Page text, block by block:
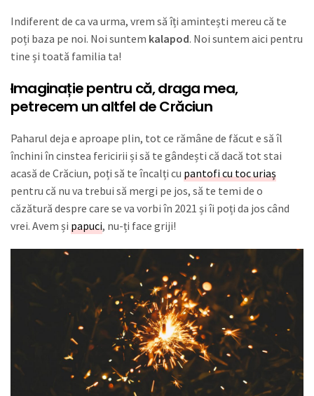
Indiferent de ca va urma, vrem să îți amintești mereu că te
poți baza pe noi. Noi suntem kalapod. Noi suntem aici pentru
tine și toată familia ta!
Imaginațiepentru că, draga mea,
petrecem un altfel de Crăciun
Paharul deja e aproape plin, tot ce rămâne de făcut e să îl
închini în cinstea fericirii și să te gândești că dacă tot stai
acasă de Crăciun, poți să te încalți cu pantofi cu toc uriaș
pentru că nu va trebui să mergi pe jos, să te temi de o
căzătură despre care se va vorbi în 2021 și îi poți da jos când
vrei. Avem și papuci, nu-ți face griji!